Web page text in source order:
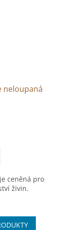
neloupaná
ceněná pro
živin.